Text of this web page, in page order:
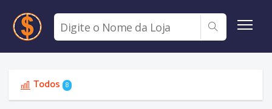
Todos 8